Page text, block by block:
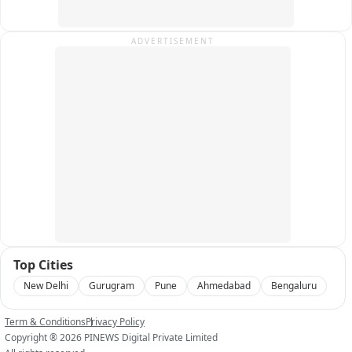
ADVERTISEMENT
Top Cities
New Delhi Gurugram Pune Ahmedabad Bengaluru
Term & ConditionsPrivacy Policy
Copyright ®2026 PINEWS Digital Private Limited